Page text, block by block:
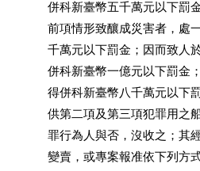
併科新臺幣五千萬元以下罰金
前項情形致釀成災害者
千萬元以下罰金；因而
併科新臺幣一億元以下
得併科新臺幣八千萬元以下
供第二項及第三項犯罪
罪行為人與否，沒收之
變賣，或專案報准依下列方